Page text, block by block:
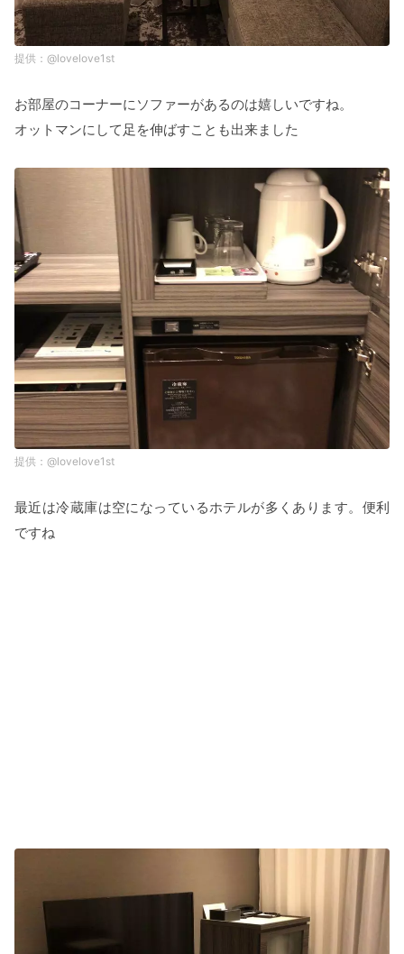
@lovelove1st
お部屋のコーナーにソファーがあるのは嬉しいですね。
オットマンにして足を伸ばすことも出来ました
@lovelove1st
最近は冷蔵庫は空になっているホテルが多くあります。便利
ですね